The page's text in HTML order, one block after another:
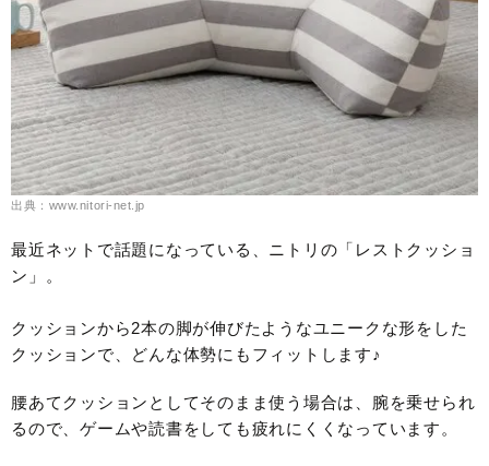
出典：www.nitori-net.jp
最近ネットで話題になっている、ニトリの「レストクッショ
ン」。
クッションから2本の脚が伸びたようなユニークな形をした
クッションで、どんな体勢にもフィットします♪
腰あてクッションとしてそのまま使う場合は、腕を乗せられ
るので、ゲームや読書をしても疲れにくくなっています。